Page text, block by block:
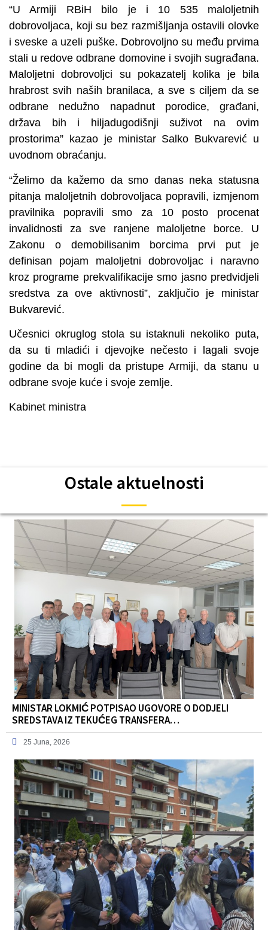
“U Armiji RBiH bilo je i 10 535 maloljetnih
dobrovoljaca, koji su bez razmišljanja ostavili olovke
i sveske a uzeli puške. Dobrovoljno su među prvima
stali u redove odbrane domovine i svojih sugrađana.
Maloljetni dobrovoljci su pokazatelj kolika je bila
hrabrost svih naših branilaca, a sve s ciljem da se
odbrane nedužno napadnut porodice, građani,
država bih i hiljadugodišnji suživot na ovim
prostorima” kazao je ministar Salko Bukvarević u
uvodnom obraćanju.
“Želimo da kažemo da smo danas neka statusna
pitanja maloljetnih dobrovoljaca popravili, izmjenom
pravilnika popravili smo za 10 posto procenat
invalidnosti za sve ranjene maloljetne borce. U
Zakonu o demobilisanim borcima prvi put je
definisan pojam maloljetni dobrovoljac i naravno
kroz programe prekvalifikacije smo jasno predvidjeli
sredstva za ove aktivnosti”, zaključio je ministar
Bukvarević.
Učesnici okruglog stola su istaknuli nekoliko puta,
da su ti mladići i djevojke nečesto i lagali svoje
godine da bi mogli da pristupe Armiji, da stanu u
odbrane svoje kuće i svoje zemlje.
Kabinet ministra
Ostale aktuelnosti
MINISTAR LOKMIĆ POTPISAO UGOVORE O DODJELI
SREDSTAVA IZ TEKUĆEG TRANSFERA…
25 Juna, 2026